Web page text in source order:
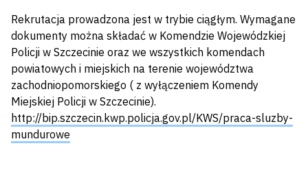
Rekrutacja prowadzona jest w trybie ciągłym. Wymagane
dokumenty można składać w Komendzie Wojewódzkiej
Policji w Szczecinie oraz we wszystkich komendach
powiatowych i miejskich na terenie województwa
zachodniopomorskiego ( z wyłączeniem Komendy
Miejskiej Policji w Szczecinie).
http://bip.szczecin.kwp.policja.gov.pl/KWS/praca-sluzby-
mundurowe